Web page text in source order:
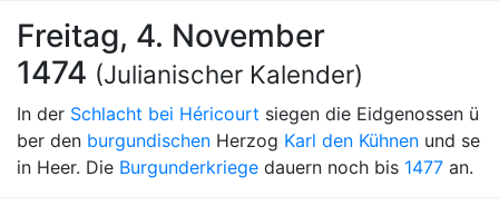
Freitag, 4. November
1474 (Julianischer Kalender)
In der Schlacht bei Héricourt siegen die Eidgenossen ü
ber den burgundischen Herzog Karl den Kühnen und se
in Heer. Die Burgunderkriege dauern noch bis 1477 an.